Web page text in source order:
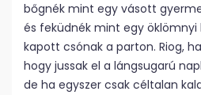
bőgnék mint egy vásott
és feküdnék mint egy öklömnyi
kapott csónak a parton. Riog,
hogy jussak el a lángsugarú
de ha egyszer csak céltalan